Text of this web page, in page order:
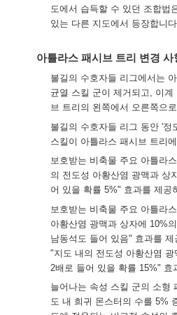
도에서 습득할 수 있던 조합법
있는 다른 지도에서 등장합니
아틀라스 패시브 트리 변경 사
불길의 수호자들 리그에서는
균열 스킬 군이 제거되고, 이계
브 트리의 왼쪽에서 오른쪽으
불길의 수호자들 리그 동안 '정
스킬이 아틀라스 패시브 트리
보호받는 비축물 주요 아틀라
의 전도성 아황산염 광맥과 상
어 있을 확률 5%" 효과를 제공
보호받는 비축물 주요 아틀라
아황산염 광맥과 상자에 10%
남동석도 들어 있음" 효과를
"지도 내의 전도성 아황산염 광
2배로 들어 있을 확률 15%" 효
늘어나는 속성 스킬 군의 소형
도 내 희귀 몬스터의 수를 5%